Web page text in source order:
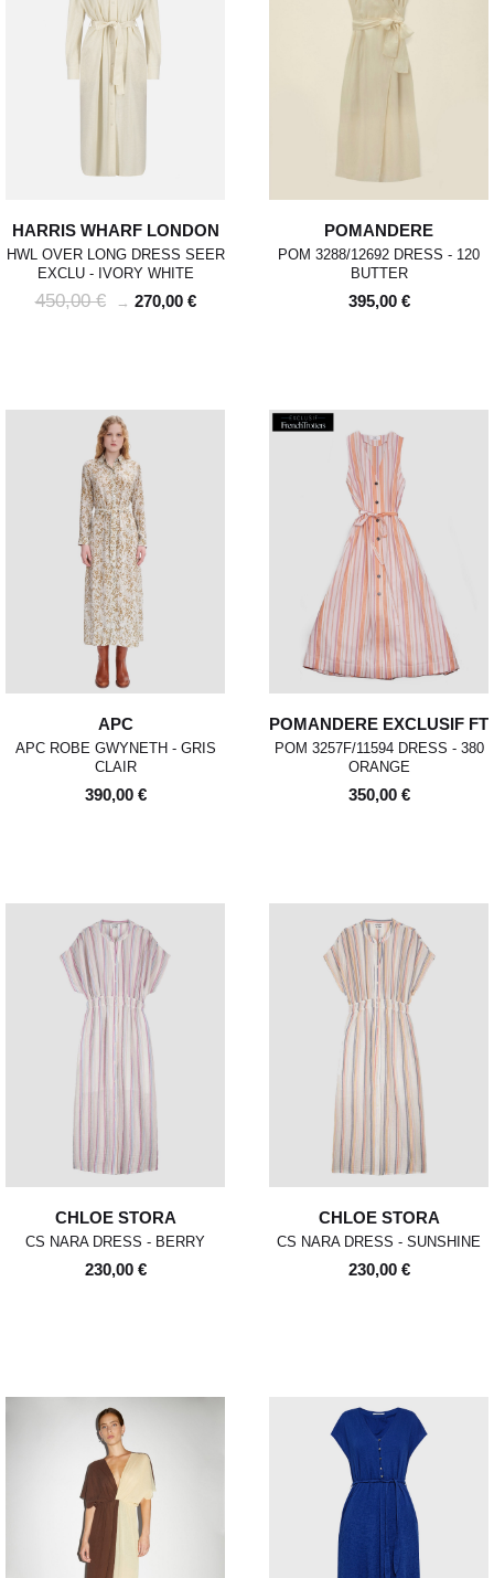
HARRIS WHARF LONDON
HWL OVER LONG DRESS SEER
EXCLU - IVORY WHITE
450,00 € → 270,00 €
POMANDERE
POM 3288/12692 DRESS - 120
BUTTER
395,00 €
APC
APC ROBE GWYNETH - GRIS
CLAIR
390,00 €
POMANDERE EXCLUSIF FT
POM 3257F/11594 DRESS - 380
ORANGE
350,00 €
CHLOE STORA
CS NARA DRESS - BERRY
230,00 €
CHLOE STORA
CS NARA DRESS - SUNSHINE
230,00 €
POUR TOUT RENSEIGNEMENT / CUSTOMER
SERVICE
Pour chaque commande passée avant 12h,
du lundi au vendredi, nous expédions votre
Standard